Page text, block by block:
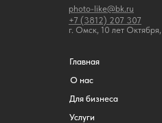
Главная
О нас
Для бизнеса
Услуги
г. Омск, 10 лет
photo-like@bk.ru
+7 (3812) 207 307